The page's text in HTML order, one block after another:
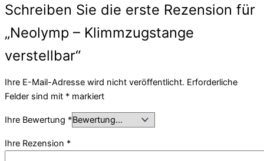
Schreiben Sie die erste Rezension für
„Neolymp – Klimmzugstange
verstellbar“
Ihre E-Mail-Adresse wird nicht veröffentlicht. Erforderliche
Felder sind mit * markiert
Ihre Bewertung *
Ihre Rezension *